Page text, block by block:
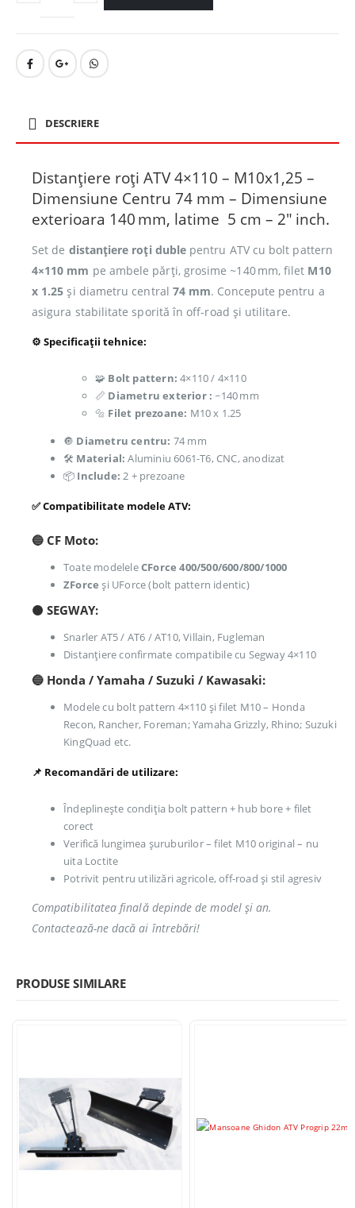
DESCRIERE
Distanțiere roți ATV 4×110 – M10x1,25 –
Dimensiune Centru 74 mm – Dimensiune
exterioara 140 mm, latime 5 cm – 2″ inch.
Set de distanțiere roți duble pentru ATV cu bolt pattern
4×110 mm pe ambele părți, grosime ~140 mm, filet M10
x 1.25 și diametru central 74 mm. Concepute pentru a
asigura stabilitate sporită în off-road și utilitare.
⚙️ Specificații tehnice:
🧩 Bolt pattern: 4×110 / 4×110
📏 Diametru exterior : ~140 mm
🔩 Filet prezoane: M10 x 1.25
🔘 Diametru centru: 74 mm
🛠️ Material: Aluminiu 6061-T6, CNC, anodizat
📦 Include: 2 + prezoane
✅ Compatibilitate modele ATV:
🔵 CF Moto:
Toate modeleleCForce 400/500/600/800/1000
ZForce și UForce (bolt pattern identic)
🟠 SEGWAY:
Snarler AT5 / AT6 / AT10, Villain, Fugleman
Distanțiere confirmate compatibile cu Segway 4×110
🔵 Honda / Yamaha / Suzuki / Kawasaki:
Modele cu bolt pattern 4×110 și filet M10 – Honda
Recon, Rancher, Foreman; Yamaha Grizzly, Rhino; Suzuki
KingQuad etc.
📌 Recomandări de utilizare:
Îndeplinește condiția bolt pattern + hub bore + filet
corect
Verifică lungimea șuruburilor – filet M10 original – nu
uita Loctite
Potrivit pentru utilizări agricole, off-road și stil agresiv
Compatibilitatea finală depinde de model și an.
Contactează-ne dacă ai întrebări!
PRODUSE SIMILARE